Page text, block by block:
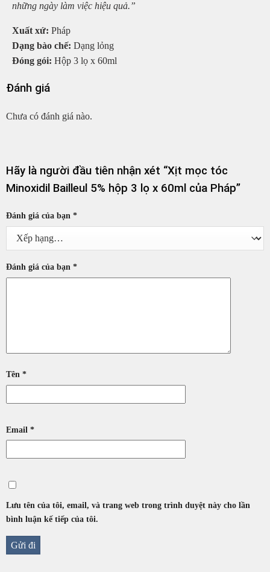
những ngày làm việc hiệu quả.”
Xuất xứ: Pháp
Dạng bào chế: Dạng lỏng
Đóng gói: Hộp 3 lọ x 60ml
Đánh giá
Chưa có đánh giá nào.
Hãy là người đầu tiên nhận xét “Xịt mọc tóc
Minoxidil Bailleul 5% hộp 3 lọ x 60ml của Pháp”
Đánh giá của bạn *
Đánh giá của bạn *
Tên *
Email *
Lưu tên của tôi, email, và trang web trong trình duyệt này cho lần
bình luận kế tiếp của tôi.